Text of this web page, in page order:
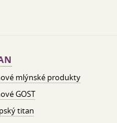
mlýnské produkty
GOST
titan